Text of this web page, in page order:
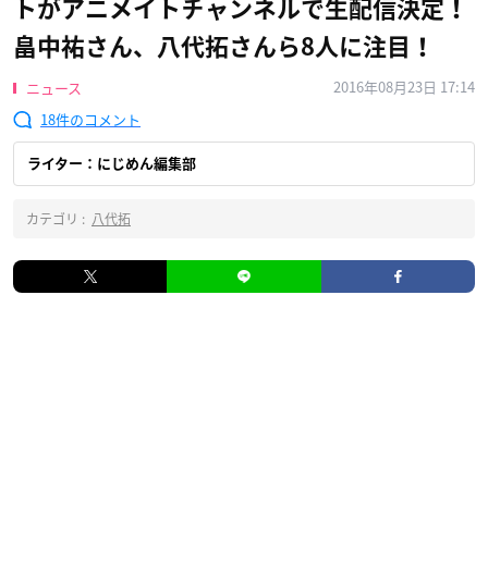
トがアニメイトチャンネルで生配信決定！
畠中祐さん、八代拓さんら8人に注目！
ニュース
2016年08月23日 17:14
18
ライター：にじめん編集部
カテゴリ : 八代拓